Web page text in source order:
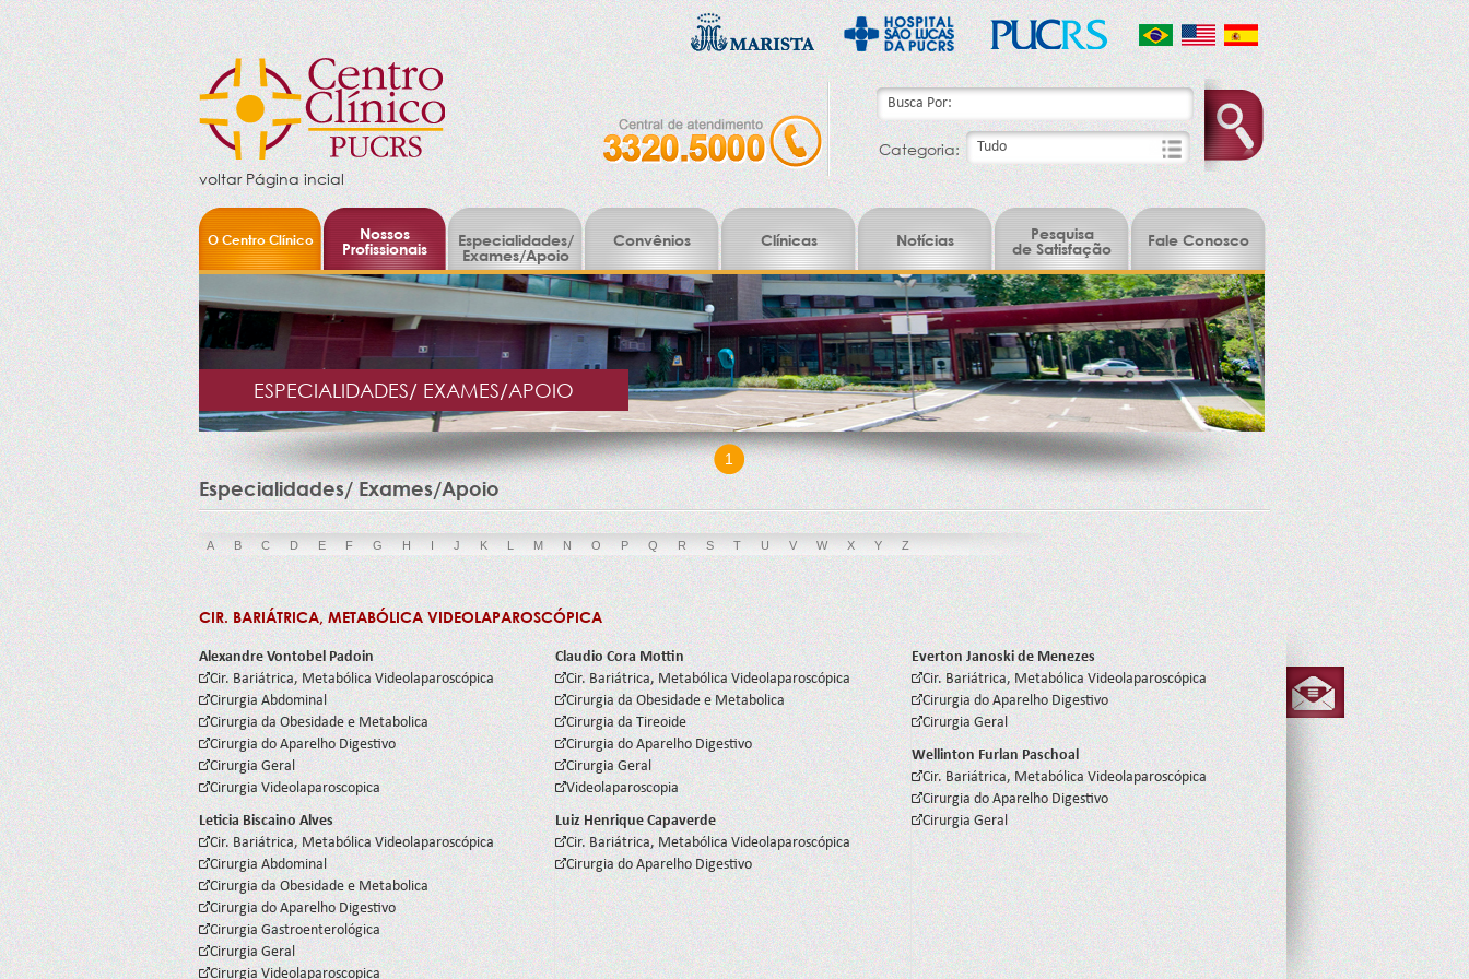
voltar Página incial
Categoria:
O Centro Clínico
Nossos
Profissionais
Especialidades/
Exames/Apoio
Convênios Clínicas Notícias
Pesquisa
de Satisfação
Fale Conosco
ESPECIALIDADES/ EXAMES/APOIO
1
Especialidades/ Exames/Apoio
A B C D E F G H I J K L M N O P Q R S T U V W X Y Z
CIR. BARIÁTRICA, METABÓLICA VIDEOLAPAROSCÓPICA
Alexandre Vontobel Padoin
Cir. Bariátrica, Metabólica Videolaparoscópica
Cirurgia Abdominal
Cirurgia da Obesidade e Metabolica
Cirurgia do Aparelho Digestivo
Cirurgia Geral
Cirurgia Videolaparoscopica
Leticia Biscaino Alves
Cir. Bariátrica, Metabólica Videolaparoscópica
Cirurgia Abdominal
Cirurgia da Obesidade e Metabolica
Cirurgia do Aparelho Digestivo
Cirurgia Gastroenterológica
Cirurgia Geral
Cirurgia Videolaparoscopica
Claudio Cora Mottin
Cir. Bariátrica, Metabólica Videolaparoscópica
Cirurgia da Obesidade e Metabolica
Cirurgia da Tireoide
Cirurgia do Aparelho Digestivo
Cirurgia Geral
Videolaparoscopia
Luiz Henrique Capaverde
Cir. Bariátrica, Metabólica Videolaparoscópica
Cirurgia do Aparelho Digestivo
Everton Janoski de Menezes
Cir. Bariátrica, Metabólica Videolaparoscópica
Cirurgia do Aparelho Digestivo
Cirurgia Geral
Wellinton Furlan Paschoal
Cir. Bariátrica, Metabólica Videolaparoscópica
Cirurgia do Aparelho Digestivo
Cirurgia Geral